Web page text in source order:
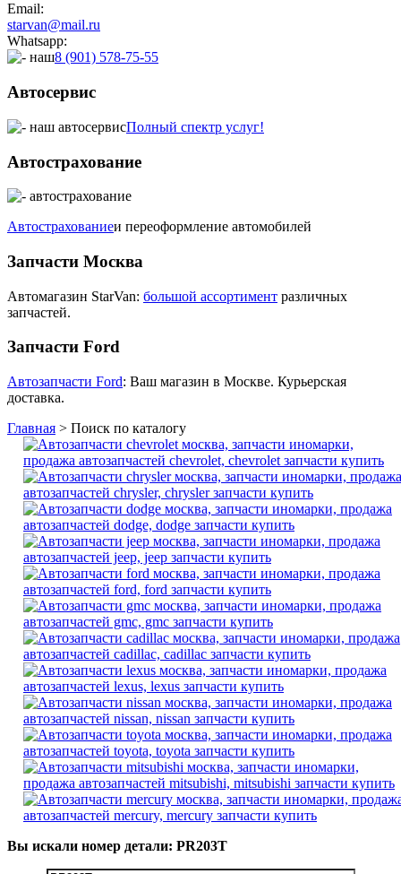
Email:
starvan@mail.ru
Whatsapp:
8 (901) 578-75-55
Автосервис
Полный спектр услуг!
Автострахование
Автострахованиеи переоформление автомобилей
Запчасти Москва
Автомагазин StarVan: большой ассортимент различных
запчастей.
Запчасти Ford
Автозапчасти Ford: Ваш магазин в Москве. Курьерская
доставка.
Главная > Поиск по каталогу
Вы искали номер детали: PR203T